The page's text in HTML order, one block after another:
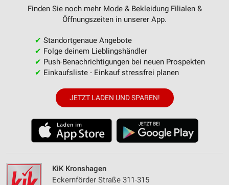
Finden Sie noch mehr Mode & Bekleidung Filialen &
Öffnungszeiten in unserer App.
✔ Standortgenaue Angebote
✔ Folge deinem Lieblingshändler
✔ Push-Benachrichtigungen bei neuen Prospekten
✔ Einkaufsliste - Einkauf stressfrei planen
JETZT LADEN UND SPAREN!
KiK Kronshagen
Eckernförder Straße 311-315